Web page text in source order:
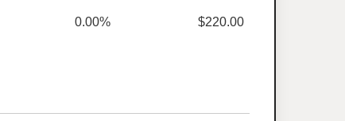
0.00% $220.00